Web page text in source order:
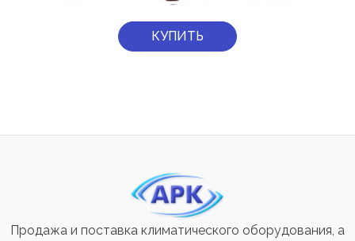
КУПИТЬ
Продажа и поставка климатического оборудования, а